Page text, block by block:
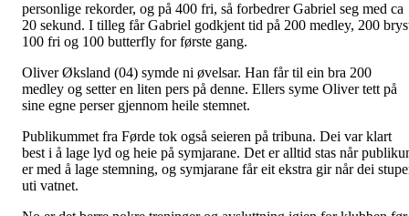
personlige rekorder, og på 400 fri, så forbedrer Gabriel seg med ca
20 sekund. I tilleg får Gabriel godkjent tid på 200 medley, 200
100 fri og 100 butterfly for første gang.
Oliver Øksland (04) symde ni øvelsar. Han får til ein bra 200
medley og setter en liten pers på denne. Ellers syme Oliver tett på
sine egne perser gjennom heile stemnet.
Publikummet fra Førde tok også seieren på tribuna. Dei var klart
best i å lage lyd og heie på symjarane. Det er alltid stas når
er med å lage stemning, og symjarane får eit ekstra gir når dei
uti vatnet.